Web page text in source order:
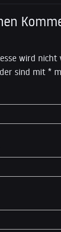
wird
sind mit *